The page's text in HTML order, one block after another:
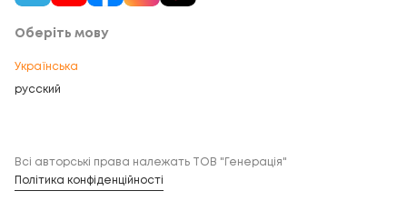
Оберіть мову
Українська
русский
Всі авторські права належать ТОВ "Генерація"
Політика конфіденційності